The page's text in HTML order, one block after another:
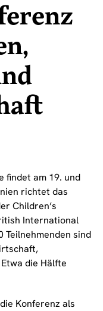
findet am 19. und
richtet das
Children’s
International
Teilnehmenden sind
die Hälfte
Konferenz als